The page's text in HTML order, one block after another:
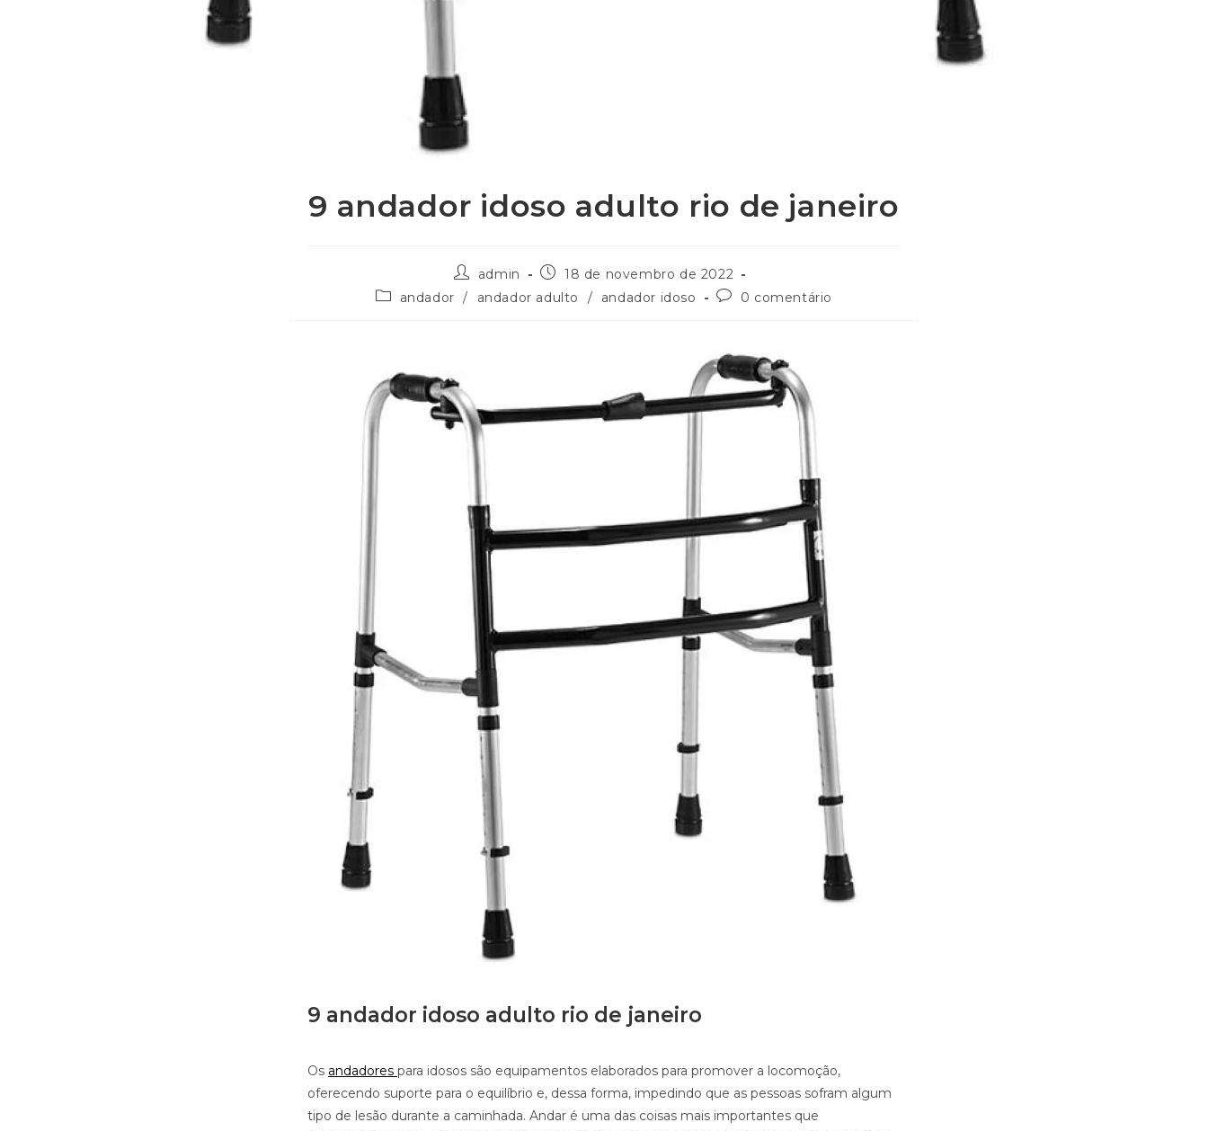
9 andador idoso adulto rio de janeiro
admin
18 de novembro de 2022
andador / andador adulto / andador idoso 0 comentário
9 andador idoso adulto rio de janeiro
Os andadores para idosos são equipamentos elaborados para promover a locomoção,
oferecendo suporte para o equilíbrio e, dessa forma, impedindo que as pessoas sofram algum
tipo de lesão durante a caminhada. Andar é uma das coisas mais importantes que